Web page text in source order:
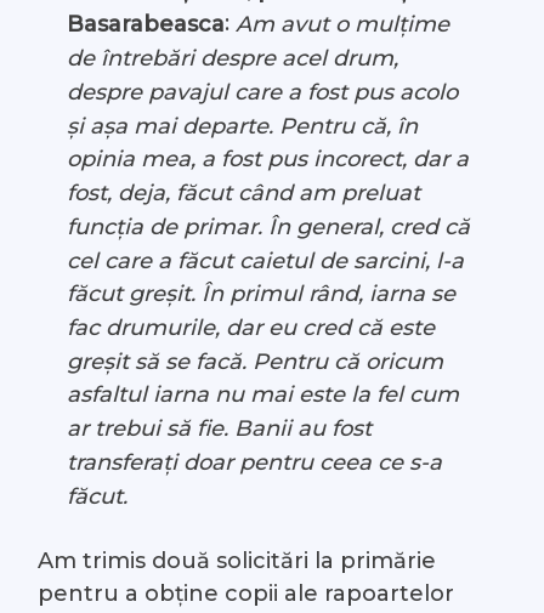
Basarabeasca: Am avut o mulțime
de întrebări despre acel drum,
despre pavajul care a fost pus acolo
și așa mai departe. Pentru că, în
opinia mea, a fost pus incorect, dar a
fost, deja, făcut când am preluat
funcția de primar. În general, cred că
cel care a făcut caietul de sarcini, l-a
făcut greșit. În primul rând, iarna se
fac drumurile, dar eu cred că este
greșit să se facă. Pentru că oricum
asfaltul iarna nu mai este la fel cum
ar trebui să fie. Banii au fost
transferați doar pentru ceea ce s-a
făcut.
Am trimis două solicitări la primărie
pentru a obține copii ale rapoartelor